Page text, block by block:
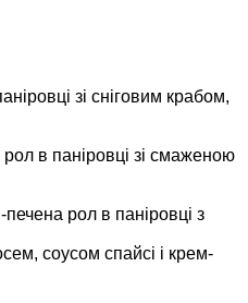
зі сніговим крабом,
в паніровці зі смаженою
рол в паніровці з
соусом спайсі і крем-